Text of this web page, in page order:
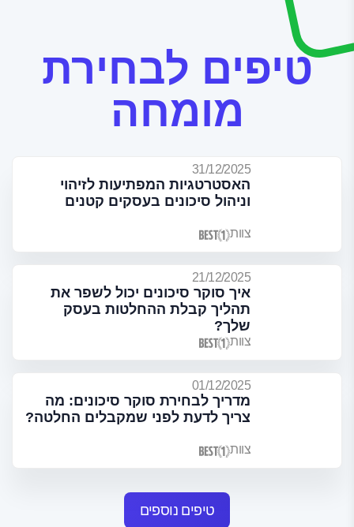
טיפים לבחירת
מומחה
31/12/2025
האסטרטגיות המפתיעות לזיהוי
וניהול סיכונים בעסקים קטנים
צוות
21/12/2025
איך סוקר סיכונים יכול לשפר את
תהליך קבלת ההחלטות בעסק
שלך?
צוות
01/12/2025
מדריך לבחירת סוקר סיכונים: מה
צריך לדעת לפני שמקבלים החלטה?
צוות
טיפים נוספים